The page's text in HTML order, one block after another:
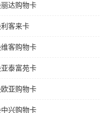
达购物卡
客来卡
客购物卡
泰富苑卡
亚购物卡
兴购物卡